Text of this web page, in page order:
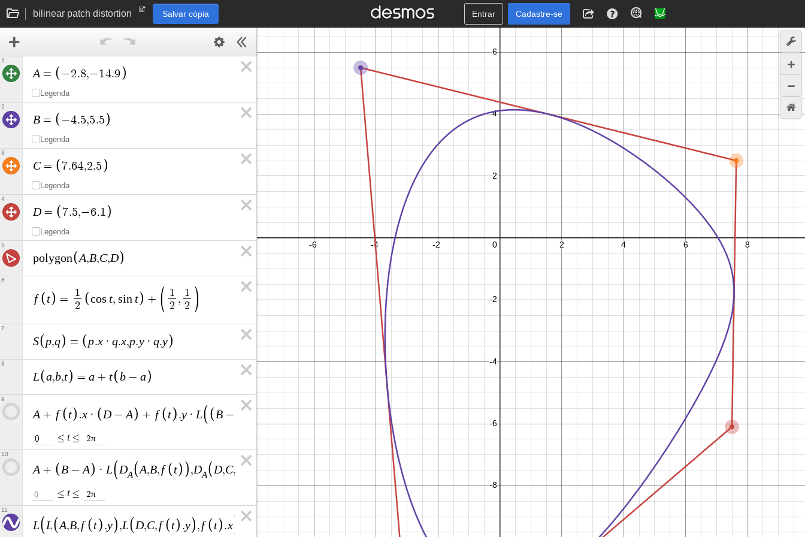
bilinear patch distortion Salvar cópia Entrar Cadastre-se
A = −2.8,−14.9
Legenda
1
B = −4.5,5.5
Legenda
2
C = 7.64,2.5
Legenda
3
D = 7.5,−6.1
Legenda
4
polygon A,B,C,D
5
f t =
1
2
cos t, sin t +
1
2
, 1
2
6
S p,q = p.x · q.x,p.y · q.y
7
L a,b,t = a + t b − a
8
A + f t .x · D − A + f t .y · L B − A
0 ≤ t ≤ 2π
9
A + B − A · L DA A,B, f t ,DA D,C, f t ,D A,D,f t + D − A · L D A,D,f t ,D B,C,f t ,D A,B,f t
0 ≤ t ≤ 2π
10
L L A,B, f t .y ,L D,C, f t .y , f t .x
11